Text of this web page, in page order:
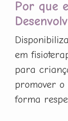
Por que
em
para
promover o
forma